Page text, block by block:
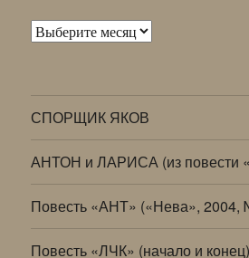
Архивы
СПОРЩИК ЯКОВ
АНТОН и ЛАРИСА (из повести
Повесть «АНТ» («Нева», 2004,
Повесть «ЛЧК» (начало и конец)